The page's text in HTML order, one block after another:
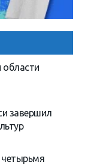
области
завершил